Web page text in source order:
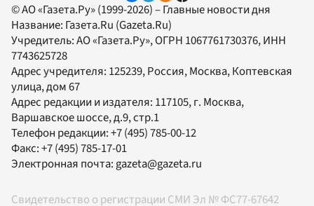
© АО «Газета.Ру» (1999-2026) – Главные новости дня
Название: Газета.Ru (Gazeta.Ru)
Учредитель:АО «Газета.Ру», ОГРН 1067761730376, ИНН
7743625728
Адрес учредителя: 125239, Россия, Москва, Коптевская
улица, дом 67
Адрес редакции и издателя: 117105, г. Москва,
Варшавское шоссе, д.9, стр.1
Телефон редакции:+7 (495) 785-00-12
Факс:+7 (495) 785-17-01
Электронная почта:gazeta@gazeta.ru
Свидетельство о регистрации СМИ Эл № ФС77-67642